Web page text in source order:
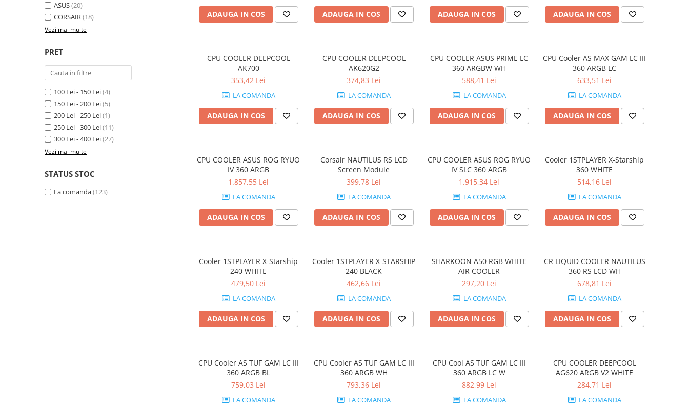
PC, Componente & Software
Calculatoare
Calculatoare NOI
Calculatoare Mini NOI
Calculatoare SECOND-HAND
Calculatoare GAMING
Calculatoare REFURBISHED
Calculatoare RENEW
Calculatoare WORKSTATION
Componente PC NOI
Hard Disk-uri Desktop
Procesoare
ASUS(20)
CORSAIR(18)
Vezi mai multe
PRET
100 Lei - 150 Lei(4)
150 Lei - 200 Lei(5)
200 Lei - 250 Lei(1)
250 Lei - 300 Lei(11)
300 Lei - 400 Lei(27)
Vezi mai multe
STATUS STOC
La comanda(123)
ADAUGA IN COS ADAUGA IN COS ADAUGA IN COS ADAUGA IN COS
CPU COOLER DEEPCOOL
AK700
353,42 Lei
LA COMANDA
ADAUGA IN COS
CPU COOLER DEEPCOOL
AK620G2
374,83 Lei
LA COMANDA
ADAUGA IN COS
CPU COOLER ASUS PRIME LC
360 ARGBW WH
588,41 Lei
LA COMANDA
ADAUGA IN COS
CPU Cooler AS MAX GAM LC III
360 ARGB LC
633,51 Lei
LA COMANDA
ADAUGA IN COS
CPU COOLER ASUS ROG RYUO
IV 360 ARGB
1.857,55 Lei
LA COMANDA
ADAUGA IN COS
Corsair NAUTILUS RS LCD
Screen Module
399,78 Lei
LA COMANDA
ADAUGA IN COS
CPU COOLER ASUS ROG RYUO
IV SLC 360 ARGB
1.915,34 Lei
LA COMANDA
ADAUGA IN COS
Cooler 1STPLAYER X-Starship
360 WHITE
514,16 Lei
LA COMANDA
ADAUGA IN COS
Cooler 1STPLAYER X-Starship
240 WHITE
479,50 Lei
LA COMANDA
ADAUGA IN COS
Cooler 1STPLAYER X-STARSHIP
240 BLACK
462,66 Lei
LA COMANDA
ADAUGA IN COS
SHARKOON A50 RGB WHITE
AIR COOLER
297,20 Lei
LA COMANDA
ADAUGA IN COS
CR LIQUID COOLER NAUTILUS
360 RS LCD WH
678,81 Lei
LA COMANDA
ADAUGA IN COS
CPU Cooler AS TUF GAM LC III
360 ARGB BL
759,03 Lei
LA COMANDA
CPU Cooler AS TUF GAM LC III
360 ARGB WH
793,36 Lei
LA COMANDA
CPU Cool AS TUF GAM LC III
360 ARGB LC W
882,99 Lei
LA COMANDA
CPU COOLER DEEPCOOL
AG620 ARGB V2 WHITE
284,71 Lei
LA COMANDA